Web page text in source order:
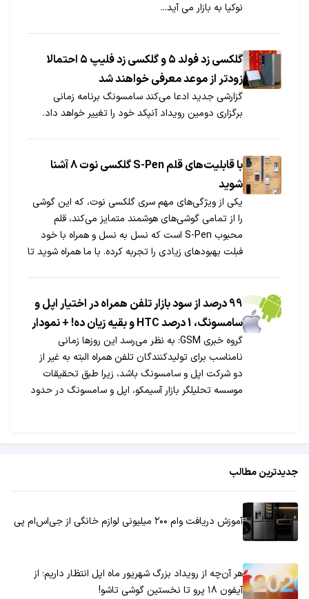
نوکیا به بازار می آید...
گلکسی زد فولد ۵ و گلکسی زد فلیپ ۵ احتمالا
زودتر از موعد معرفی خواهند شد
گزارشی جدید ادعا می‌کند سامسونگ برنامه زمانی
برگزاری دومین رویداد آنپکد خود را تغییر خواهد داد.
با قابلیت‌های قلم S-Pen گلکسی نوت 8 آشنا
شوید
یکی از ویژگی‌های مهم سری گلکسی نوت، که این گوشی
را از تمامی گوشی‌های هوشمند متمایز می‌کند، قلم
محبوب S-Pen است که نسل به نسل و همراه با خود
فبلت بهبودهای زیادی را تجربه کرده. با ما همراه شوید تا
99 درصد از سود بازار تلفن همراه در اختیار اپل و
سامسونگ، 1 درصد HTC و بقیه زیان ده! + نمودار
گروه خبری GSM: به نظر می‌رسد این روزها زمانی
نامناسب برای تولیدکنندگان تلفن همراه البته به غیر از
دو شرکت اپل و سامسونگ باشد، زیرا طبق تحقیقات
موسسه تحلیلگر بازار آسیمکو، اپل و سامسونگ در حدود
جدیدترین مطالب
آموزش دریافت وام ۲۰۰ میلیونی لوازم خانگی از جی‌اس‌ام پی
هر آن‌چه از رویداد بزرگ شهریور ماه اپل انتظار داریم؛ از
آیفون ۱۸ پرو تا نخستین گوشی تاشو!